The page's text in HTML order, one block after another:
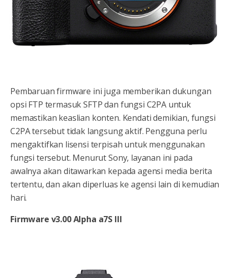
Pembaruan firmware ini juga memberikan dukungan
opsi FTP termasuk SFTP dan fungsi C2PA untuk
memastikan keaslian konten. Kendati demikian, fungsi
C2PA tersebut tidak langsung aktif. Pengguna perlu
mengaktifkan lisensi terpisah untuk menggunakan
fungsi tersebut. Menurut Sony, layanan ini pada
awalnya akan ditawarkan kepada agensi media berita
tertentu, dan akan diperluas ke agensi lain di kemudian
hari.
Firmware v3.00 Alpha a7S III